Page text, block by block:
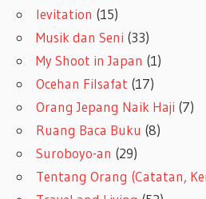
levitation (15)
Musik dan Seni (33)
My Shoot in Japan (1)
Ocehan Filsafat (17)
Orang Jepang Naik Haji (7)
Ruang Baca Buku (8)
Suroboyo-an (29)
Tentang Orang (Catatan,